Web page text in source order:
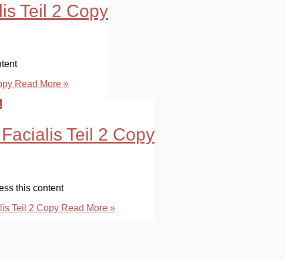
Teil 2 Copy
Read More »
Teil 2 Copy
this content
Teil 2 Copy Read More »